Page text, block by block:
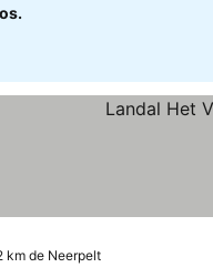
km de Neerpelt